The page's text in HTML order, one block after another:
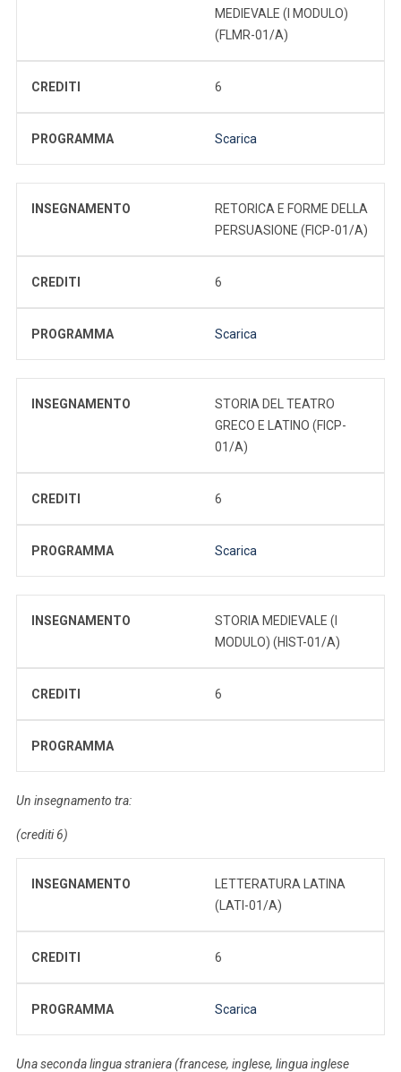
MEDIEVALE (I MODULO)
(FLMR-01/A)
CREDITI 6
PROGRAMMA Scarica
INSEGNAMENTO
RETORICA E FORME DELLA
PERSUASIONE (FICP-01/A)
CREDITI 6
PROGRAMMA Scarica
INSEGNAMENTO
STORIA DEL TEATRO
GRECO E LATINO (FICP-
01/A)
CREDITI 6
PROGRAMMA Scarica
INSEGNAMENTO
STORIA MEDIEVALE (I
MODULO) (HIST-01/A)
CREDITI 6
PROGRAMMA
Un insegnamento tra:
(crediti 6)
INSEGNAMENTO
LETTERATURA LATINA
(LATI-01/A)
CREDITI 6
PROGRAMMA Scarica
Una seconda lingua straniera (francese, inglese, lingua inglese